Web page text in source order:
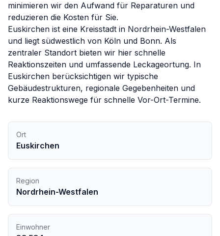
minimieren wir den Aufwand für Reparaturen und
reduzieren die Kosten für Sie.
Euskirchen ist eine Kreisstadt in Nordrhein-Westfalen
und liegt südwestlich von Köln und Bonn. Als
zentraler Standort bieten wir hier schnelle
Reaktionszeiten und umfassende Leckageortung. In
Euskirchen berücksichtigen wir typische
Gebäudestrukturen, regionale Gegebenheiten und
kurze Reaktionswege für schnelle Vor-Ort-Termine.
Ort
Euskirchen
Region
Nordrhein-Westfalen
Einwohner